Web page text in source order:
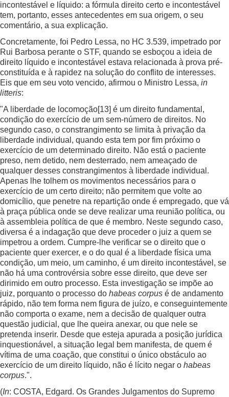
incontestável e líquido: a fórmula direito certo e incontestável
tem, portanto, esses antecedentes em sua origem, o seu
comentário, a sua explicação.
Concretamente, foi Pedro Lessa, no HC 3.539, impetrado por
Rui Barbosa perante o STF, quando se esboçou a ideia de
direito líquido e incontestável estava relacionada à prova pré-
constituída e à rapidez na solução do conflito de interesses.
Eis que em seu voto vencido, afirmou o Ministro Lessa, in
litteris:
"A liberdade de locomoção[13] é um direito fundamental,
condição do exercício de um sem-número de direitos. No
segundo caso, o constrangimento se limita à privação da
liberdade individual, quando esta tem por fim próximo o
exercício de um determinado direito. Não está o paciente
preso, nem detido, nem desterrado, nem ameaçado de
qualquer desses constrangimentos à liberdade individual.
Apenas lhe tolhem os movimentos necessários para o
exercício de um certo direito; não permitem que volte ao
domicílio, que penetre na repartição onde é empregado, que vá
à praça pública onde se deve realizar uma reunião política, ou
à assembleia política de que é membro. Neste segundo caso,
diversa é a indagação que deve proceder o juiz a quem se
impetrou a ordem. Cumpre-lhe verificar se o direito que o
paciente quer exercer, e o do qual é a liberdade física uma
condição, um meio, um caminho, é um direito incontestável, se
não há uma controvérsia sobre esse direito, que deve ser
dirimido em outro processo. Esta investigação se impõe ao
juiz, porquanto o processo do habeas corpus é de andamento
rápido, não tem forma nem figura de juízo, e conseguintemente
não comporta o exame, nem a decisão de qualquer outra
questão judicial, que lhe queira anexar, ou que nele se
pretenda inserir. Desde que esteja apurada a posição jurídica
inquestionável, a situação legal bem manifesta, de quem é
vítima de uma coação, que constitui o único obstáculo ao
exercício de um direito líquido, não é lícito negar o habeas
corpus.".
(In: COSTA, Edgard. Os Grandes Julgamentos do Supremo